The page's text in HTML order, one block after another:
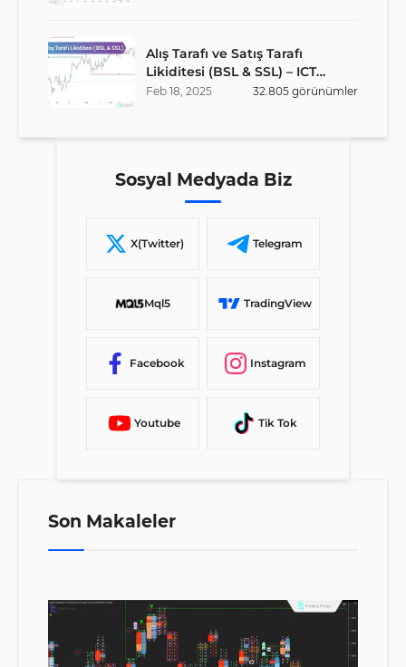
Alış Tarafı ve Satış Tarafı
Likiditesi (BSL & SSL) – ICT
Stratejisi
Feb 18, 2025 32.805 görünümler
Sosyal Medyada Biz
X(Twitter) Telegram
Mql5 TradingView
Facebook Instagram
Youtube Tik Tok
Son Makaleler